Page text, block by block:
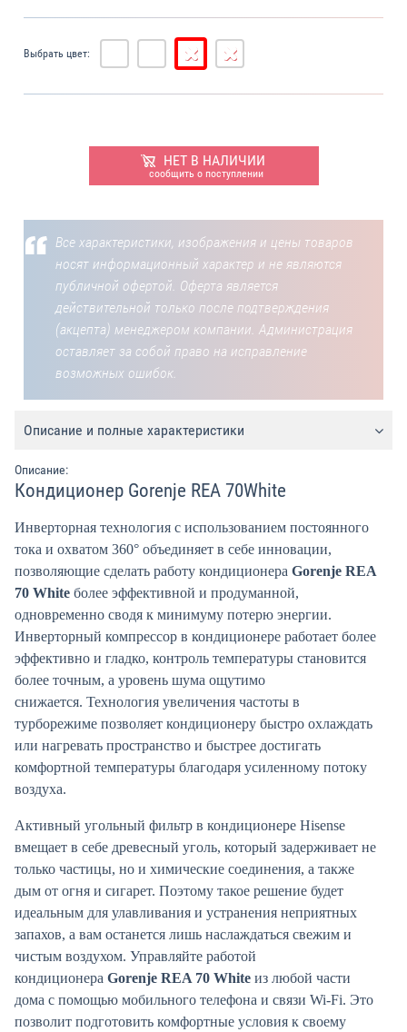
Выбрать цвет:
НЕТ В НАЛИЧИИ
сообщить о поступлении
Все характеристики, изображения и цены товаров
носят информационный характер и не являются
публичной офертой. Оферта является
действительной только после подтверждения
(акцепта) менеджером компании. Администрация
оставляет за собой право на исправление
возможных ошибок.
Описание и полные характеристики
Описание:
Кондиционер Gorenje REA 70White
Инверторная технология с использованием постоянного
тока и охватом 360° объединяет в себе инновации,
позволяющие сделать работу кондиционера Gorenje REA
70 White более эффективной и продуманной,
одновременно сводя к минимуму потерю энергии.
Инверторный компрессор в кондиционере работает более
эффективно и гладко, контроль температуры становится
более точным, а уровень шума ощутимо
снижается. Технология увеличения частоты в
турборежиме позволяет кондиционеру быстро охлаждать
или нагревать пространство и быстрее достигать
комфортной температуры благодаря усиленному потоку
воздуха.
Активный угольный фильтр в кондиционере Hisense
вмещает в себе древесный уголь, который задерживает не
только частицы, но и химические соединения, а также
дым от огня и сигарет. Поэтому такое решение будет
идеальным для улавливания и устранения неприятных
запахов, а вам останется лишь наслаждаться свежим и
чистым воздухом. Управляйте работой
кондиционера Gorenje REA 70 White из любой части
дома с помощью мобильного телефона и связи Wi-Fi. Это
позволит подготовить комфортные условия к своему